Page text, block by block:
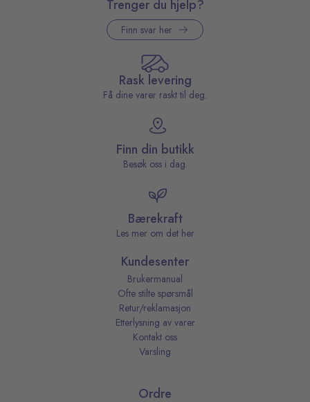
Trenger du hjelp?
Finn svar her
Rask levering
Få dine varer raskt til deg.
Finn din butikk
Besøk oss i dag.
Bærekraft
Les mer om det her
Kundesenter
Brukermanual
Ofte stilte spørsmål
Retur/reklamasjon
Etterlysning av varer
Kontakt oss
Varsling
Ordre